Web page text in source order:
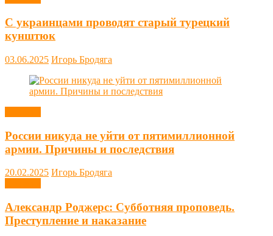
С украинцами проводят старый турецкий
кунштюк
03.06.2025 Игорь Бродяга
России никуда не уйти от пятимиллионной
армии. Причины и последствия
20.02.2025 Игорь Бродяга
Александр Роджерс: Субботняя проповедь.
Преступление и наказание